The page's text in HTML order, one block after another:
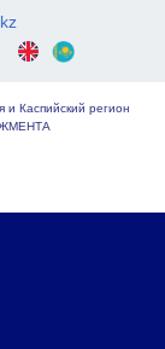
и Каспийский регион